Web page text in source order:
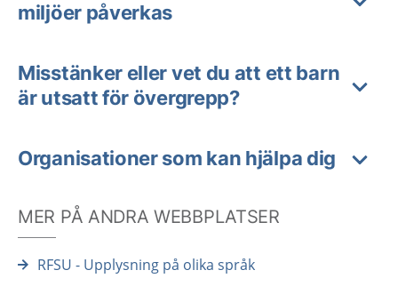
miljöer påverkas
Misstänker eller vet du att ett barn
är utsatt för övergrepp?
Organisationer som kan hjälpa dig
MER PÅ ANDRA WEBBPLATSER
RFSU - Upplysning på olika språk